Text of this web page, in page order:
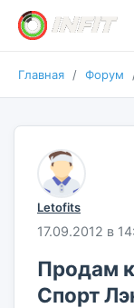
Главная / Форум
Letofits
17.09.2012 в
Продам
Спорт